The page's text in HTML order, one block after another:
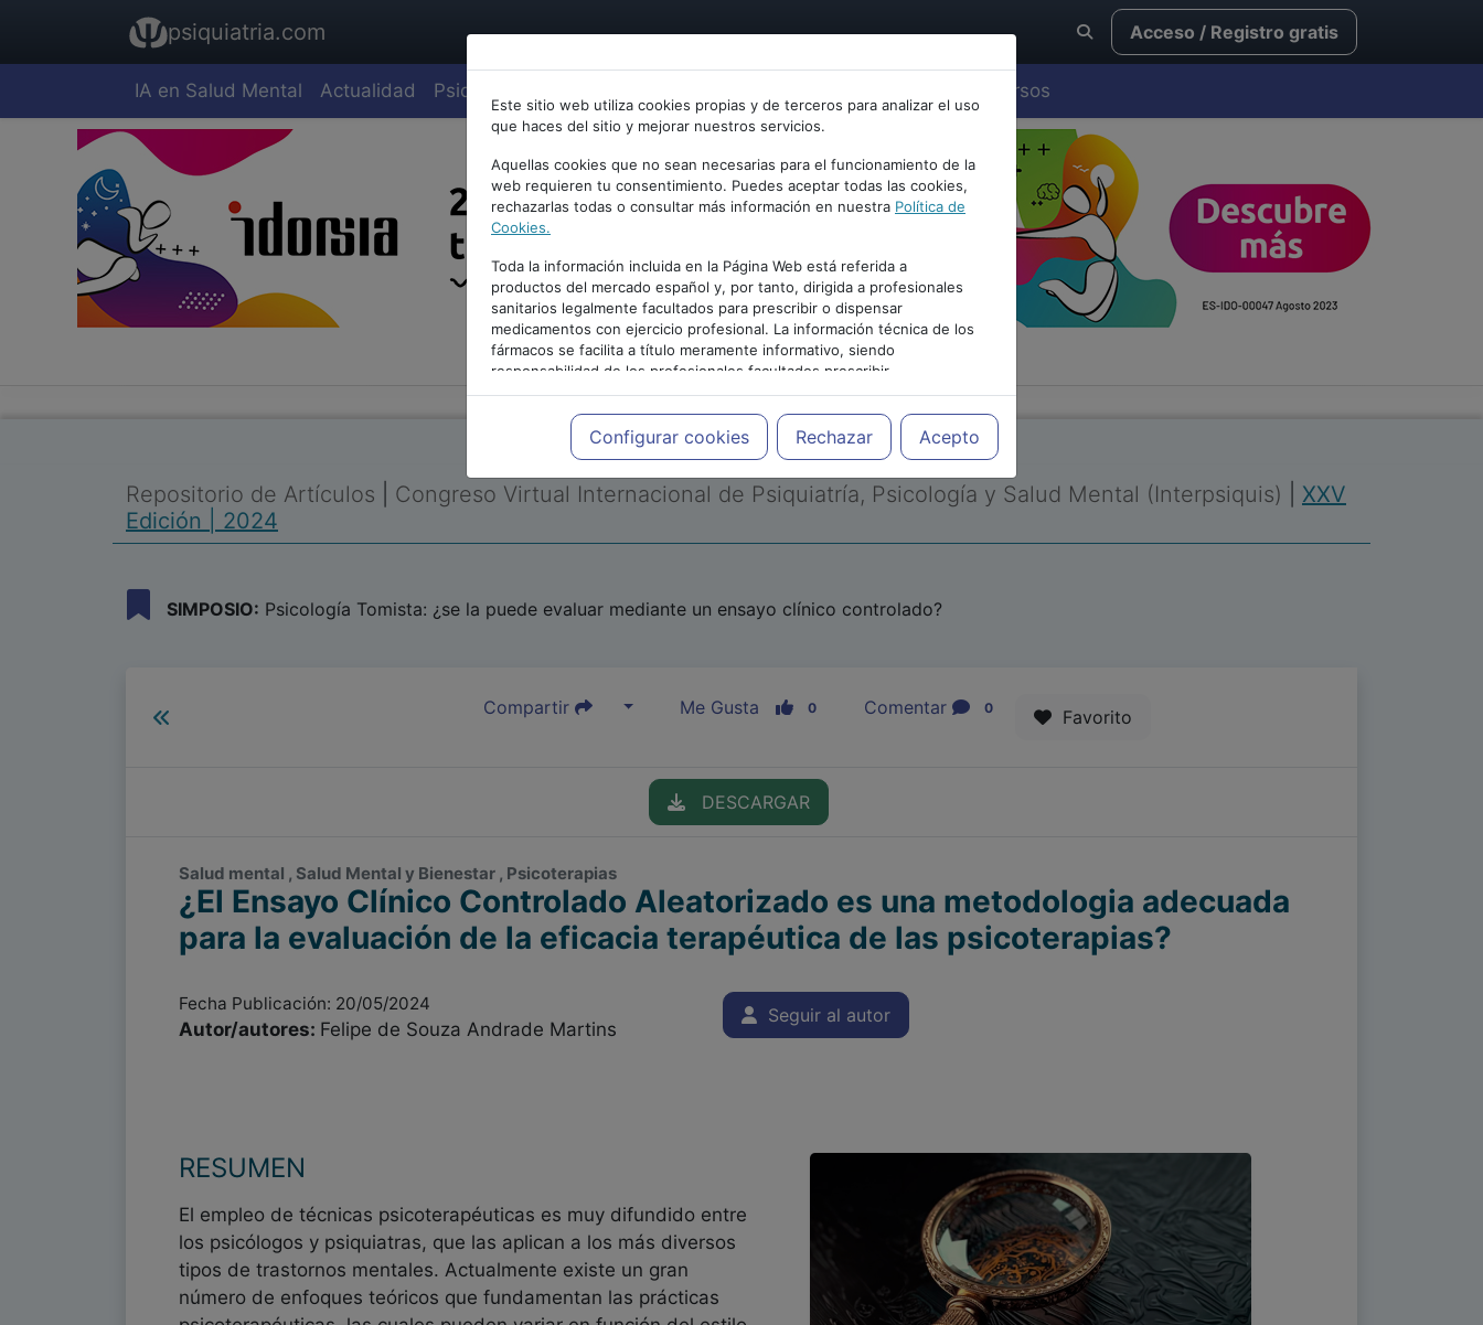
psiquiatria.com Acceso / Registro gratis
IA en Salud Mental Actualidad Psiquiatría Cursos
Este sitio web utiliza cookies propias y de terceros para analizar el uso
que haces del sitio y mejorar nuestros servicios.
Aquellas cookies que no sean necesarias para el funcionamiento de la
web requieren tu consentimiento. Puedes aceptar todas las cookies,
rechazarlas todas o consultar más información en nuestra Política de
Cookies.
Toda la información incluida en la Página Web está referida a
productos del mercado español y, por tanto, dirigida a profesionales
sanitarios legalmente facultados para prescribir o dispensar
medicamentos con ejercicio profesional. La información técnica de los
fármacos se facilita a título meramente informativo, siendo
responsabilidad de los profesionales facultados prescribir
medicamentos y decidir, en cada caso concreto, el tratamiento más
adecuado a las necesidades del paciente.
Configurar cookies Rechazar Acepto
PUBLICIDAD
Repositorio de Artículos Congreso Virtual Internacional de Psiquiatría, Psicología y Salud Mental (Interpsiquis)
XXV
Edición | 2024
SIMPOSIO: Psicología Tomista: ¿se la puede evaluar mediante un ensayo clínico controlado?
Compartir Me Gusta 0 Comentar 0 Favorito
DESCARGAR
Salud mental , Salud Mental y Bienestar , Psicoterapias
¿El Ensayo Clínico Controlado Aleatorizado es una metodologia adecuada
para la evaluación de la eficacia terapéutica de las psicoterapias?
Fecha Publicación: 20/05/2024
Autor/autores: Felipe de Souza Andrade Martins
Seguir al autor
RESUMEN
El empleo de técnicas psicoterapéuticas es muy difundido entre
los psicólogos y psiquiatras, que las aplican a los más diversos
tipos de trastornos mentales. Actualmente existe un gran
número de enfoques teóricos que fundamentan las prácticas